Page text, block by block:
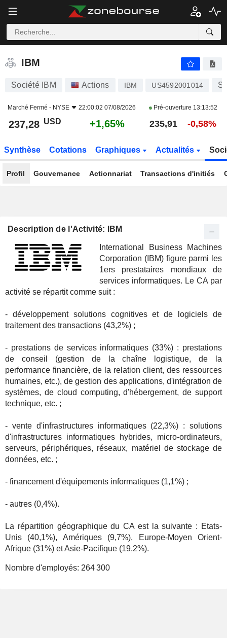
IBM
IBM
Société IBM Actions IBM US4592001014
Marché Fermé - NYSE 22:00:02 07/08/2026 Pré-ouverture 13:13:52
237,28 USD +1,65% 235,91 -0,58%
Synthèse Cotations Graphiques Actualités
Profil Gouvernance Actionnariat Transactions d'initiés
Description de l'Activité: IBM
International Business Machines
Corporation (IBM) figure parmi les
1ers prestataires mondiaux de
services informatiques. Le CA par
activité se répartit comme suit :
- développement solutions cognitives et de logiciels de
traitement des transactions (43,2%) ;
- prestations de services informatiques (33%) : prestations
de conseil (gestion de la chaîne logistique, de la
performance financière, de la relation client, des ressources
humaines, etc.), de gestion des applications, d'intégration de
systèmes, de cloud computing, d'hébergement, de support
technique, etc. ;
- vente d'infrastructures informatiques (22,3%) : solutions
d'infrastructures informatiques hybrides, micro-ordinateurs,
serveurs, périphériques, réseaux, matériel de stockage de
données, etc. ;
- financement d'équipements informatiques (1,1%) ;
- autres (0,4%).
La répartition géographique du CA est la suivante : Etats-
Unis (40,1%), Amériques (9,7%), Europe-Moyen Orient-
Afrique (31%) et Asie-Pacifique (19,2%).
Nombre d'employés: 264 300